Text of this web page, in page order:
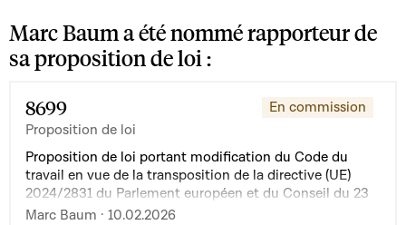
Marc Baum a été nommé rapporteur de
sa proposition de loi :
8699
Proposition de loi
En commission
Proposition de loi portant modification du Code du
travail en vue de la transposition de la directive (UE)
2024/2831 du Parlement européen et du Conseil du 23
octobre 2024 relative à l'amélioration des conditions de
Marc Baum · 10.02.2026